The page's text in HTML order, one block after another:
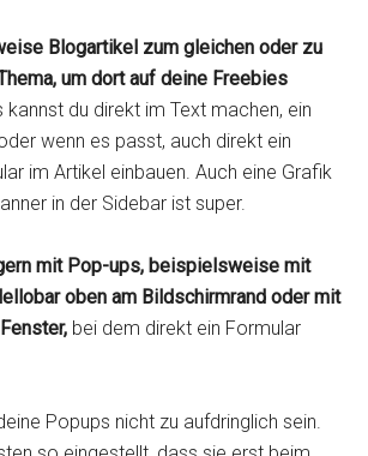
Blogartikel zum gleichen oder zu
um dort auf deine Freebies
kannst du direkt im Text machen, ein
wenn es passt, auch direkt ein
im Artikel einbauen. Auch eine Grafik
in der Sidebar ist super.
mit Pop-ups, beispielsweise mit
oben am Bildschirmrand oder mit
bei dem direkt ein Formular
Popups nicht zu aufdringlich sein.